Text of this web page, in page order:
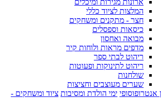
ארונות מגירות ומיכלים
המלצות לציוד כללי
חצר - מתקנים ומשחקים
כיסאות וספסלים
מבואה ואחסון
מדפים מראות ולוחות קיר
ריהוט לבתי ספר
ריהוט לתינוקות ופעוטות
שולחנות
שערים מעוצבים וחציצות
אנטרופוסופי ימי הולדת ומסיבות ציוד ומשחקים -